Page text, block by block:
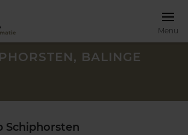
Menu
BALINGE
Schiphorsten